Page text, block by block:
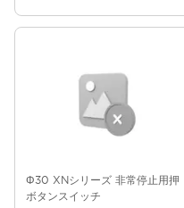
Φ30 XNシリーズ 非常停止用押
ボタンスイッチ